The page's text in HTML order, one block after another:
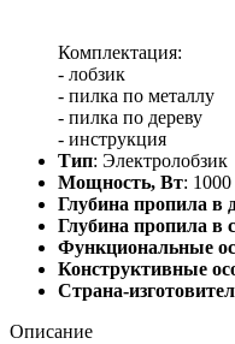
Комплектация:
- лобзик
- пилка по металлу
- пилка по дереву
- инструкция
Тип: Электролобзик
Мощность, Вт: 1000
Глубина пропила в
Глубина пропила в
Функциональные
Конструктивные
Страна-
Описание